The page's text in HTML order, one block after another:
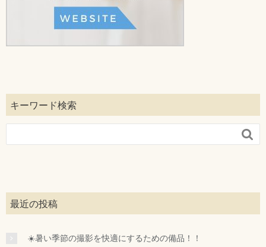
キーワード検索

最近の投稿
☀️暑い季節の撮影を快適にするための備品！！